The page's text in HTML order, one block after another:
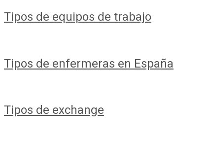
Tipos de equipos de trabajo
Tipos de enfermeras en España
Tipos de exchange